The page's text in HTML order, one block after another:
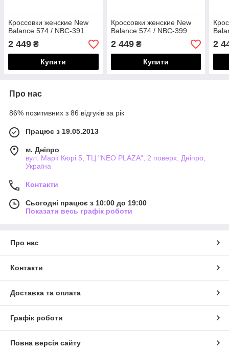
Кроссовки женские New
Balance 574 / NBC-391
2 449 ₴
Купити
Кроссовки женские New
Balance 574 / NBC-399
2 449₴
Купити
2
Про нас
86% позитивних з 86 відгуків за рік
Працює з 19.05.2013
м. Дніпро
вул. Марії Кюрі 5, ТЦ "NEO PLAZA", 2 поверх, Дніпро,
Україна
Контакти
Сьогодні працює з 10:00 до 19:00
Показати весь графік роботи
Про нас
Контакти
Доставка та оплата
Графік роботи
Повна версія сайту